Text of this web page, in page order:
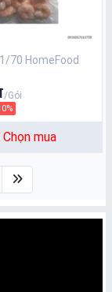
70 HomeFood
/Gói
Chọn mua